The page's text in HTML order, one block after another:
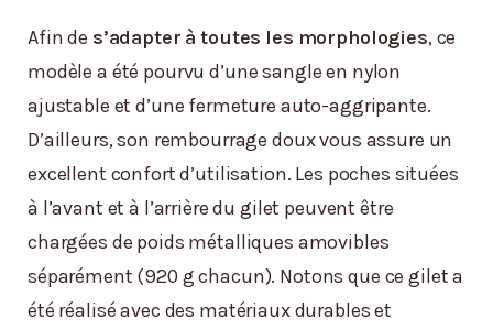
Afin de s’adapter à toutes les morphologies, ce
modèle a été pourvu d’une sangle en nylon
ajustable et d’une fermeture auto-aggripante.
D’ailleurs, son rembourrage doux vous assure un
excellent confort d’utilisation. Les poches situées
à l’avant et à l’arrière du gilet peuvent être
chargées de poids métalliques amovibles
séparément (920 g chacun). Notons que ce gilet a
été réalisé avec des matériaux durables et